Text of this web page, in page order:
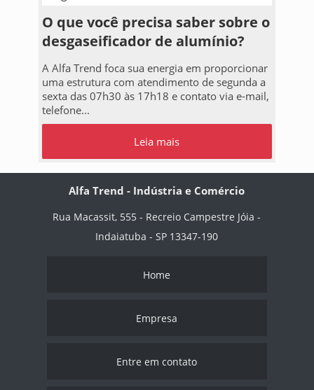
O que você precisa saber sobre o
desgaseificador de alumínio?
A Alfa Trend foca sua energia em proporcionar
uma estrutura com atendimento de segunda a
sexta das 07h30 às 17h18 e contato via e-mail,
telefone...
Leia mais
Alfa Trend - Indústria e Comércio
Rua Macassit, 555 - Recreio Campestre Jóia -
Indaiatuba - SP 13347-190
Home
Empresa
Entre em contato